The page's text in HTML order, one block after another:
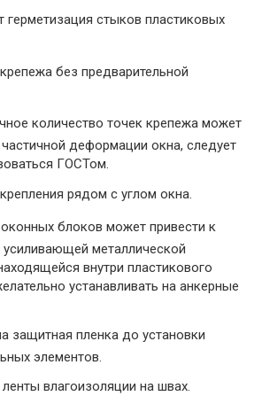
герметизация стыков пластиковых
без предварительной
количество точек крепежа может
частичной деформации окна, следует
ГОСТом.
рядом с углом окна.
блоков может привести к
металлической
внутри пластикового
устанавливать на анкерные
защитная пленка до установки
элементов.
ленты влагоизоляции на швах.